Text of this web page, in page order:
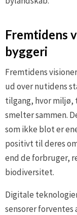
Fremtidens
byggeri
Fremtidens
ud over nutidens
tilgang, hvor miljø,
smelter sammen.
som ikke blot er
positivt til deres
end de forbruger,
biodiversitet.
Digitale
sensorer